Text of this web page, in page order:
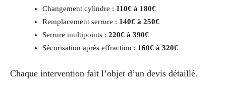
Changement cylindre : 110€ à 180€
Remplacement serrure : 140€ à 250€
Serrure multipoints : 220€ à 390€
Sécurisation après effraction : 160€ à 320€
Chaque intervention fait l’objet d’un devis détaillé.